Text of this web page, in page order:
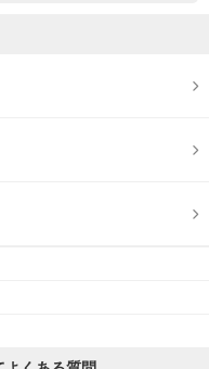
更